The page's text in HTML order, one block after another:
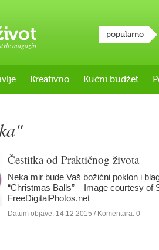
magazin
popularno
Kreativno Kućni budžet
Čestitka od Praktičnog života
Neka mir bude Vaš božićni poklon i
“Christmas Balls” – Image courtesy of
FreeDigitalPhotos.net
Datum objave: 14.12.2015 / Komentara: 0